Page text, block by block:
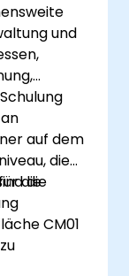
und
auf dem
die
die
die
CM01